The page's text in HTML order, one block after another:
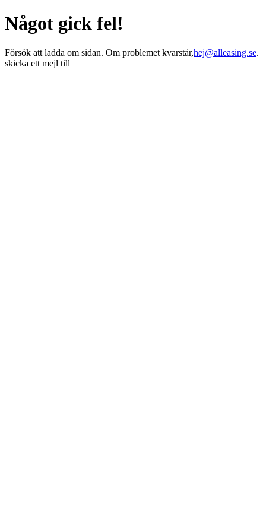
Något gick fel!
Försök att ladda om sidan. Om problemet kvarstår,hej@alleasing.se.
skicka ett mejl till